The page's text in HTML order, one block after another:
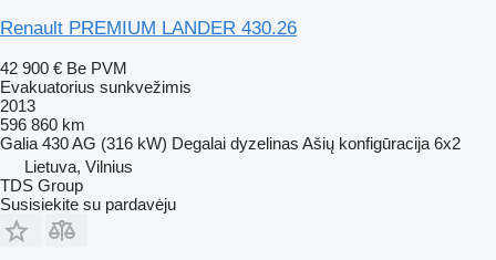
Renault PREMIUM LANDER 430.26
42 900 € Be PVM
Evakuatorius sunkvežimis
2013
596 860 km
Galia 430 AG (316 kW) Degalai dyzelinas Ašių konfigūracija 6x2
Lietuva, Vilnius
TDS Group
Susisiekite su pardavėju